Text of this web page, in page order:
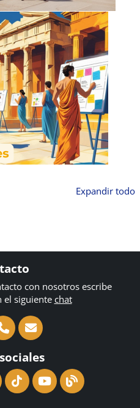
Expandir todo
con nosotros escribe
el siguiente chat